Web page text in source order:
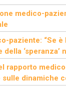
medico-
paziente: “Se è
‘speranza’
rapporto
sulle dinamiche